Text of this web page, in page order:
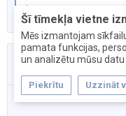
Šī tīmekļa vietne
Mēs izmantojam
pamata funkcijas,
un analizētu mūsu datu
Piekrītu Uzzināt
Muxa
5 сен 2025